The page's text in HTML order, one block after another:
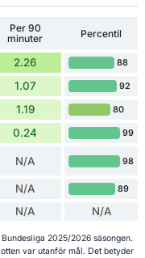
Per 90
minuter
Percentil
2.26 88
1.07 92
1.19 80
0.24 99
N/A 98
N/A 89
N/A N/A
2025/2026 säsongen.
var utanför mål. Det betyder